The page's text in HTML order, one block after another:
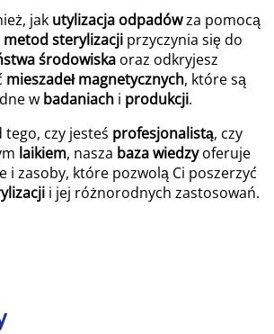
jak utylizacja odpadówza pomocą
metod sterylizacjiprzyczynia się do
środowiska oraz odkryjesz
mieszadeł magnetycznych, które są
w badaniachi produkcji.
tego, czy jesteś profesjonalistą, czy
laikiem, nasza baza wiedzyoferuje
i zasoby, które pozwolą Ci poszerzyć
i jej różnorodnych zastosowań.